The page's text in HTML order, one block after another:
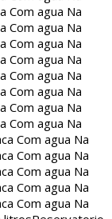
Com agua Na
Com agua Na
Com agua Na
Com agua Na
Com agua Na
Com agua Na
Com agua Na
Com agua Na
Com agua Na
Com agua Na
Com agua Na
Com agua Na
Com agua Na